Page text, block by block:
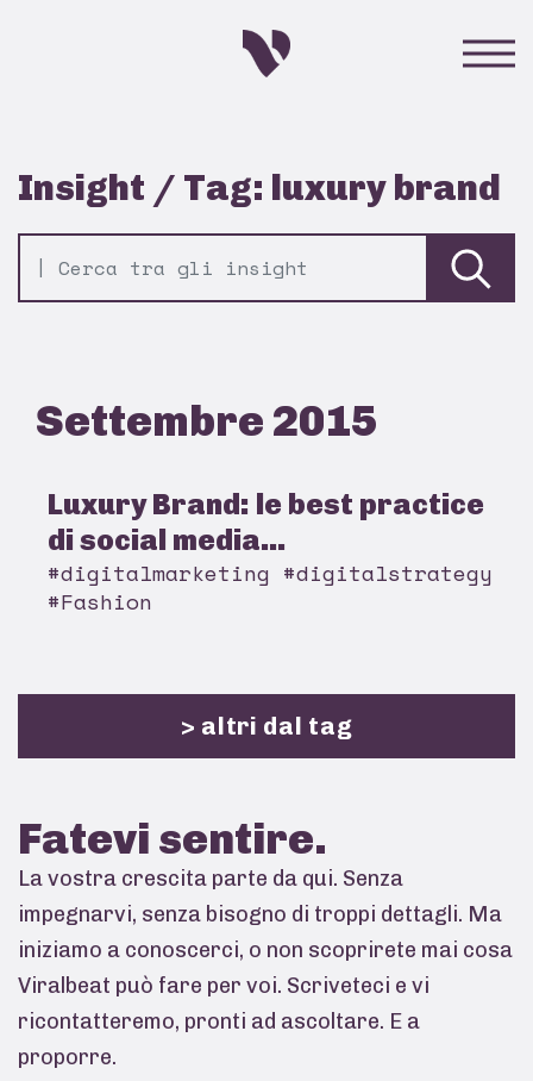
Insight / Tag: luxury brand
Settembre 2015
Luxury Brand: le best practice
di social media...
#digitalmarketing #digitalstrategy
#Fashion
> altri dal tag
Fatevi sentire.
La vostra crescita parte da qui. Senza
impegnarvi, senza bisogno di troppi dettagli. Ma
iniziamo a conoscerci, o non scoprirete mai cosa
Viralbeat può fare per voi. Scriveteci e vi
ricontatteremo, pronti ad ascoltare. E a
proporre.